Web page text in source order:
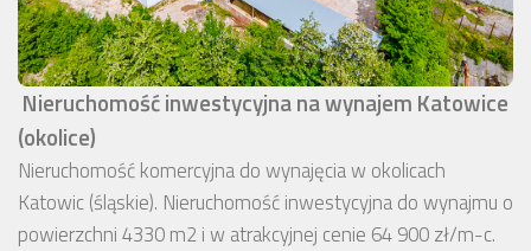
Nieruchomość inwestycyjna na wynajem Katowice
(okolice)
Nieruchomość komercyjna do wynajęcia w okolicach
Katowic (śląskie). Nieruchomość inwestycyjna do wynajmu o
powierzchni 4330 m2 i w atrakcyjnej cenie 64 900 zł/m-c.